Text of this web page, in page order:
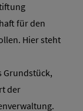
für den
Hier steht
Grundstück,
der